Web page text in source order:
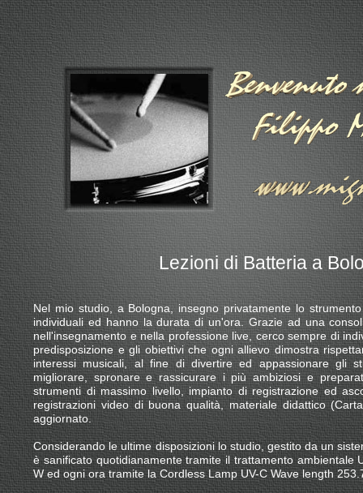
Lezioni di Batteria a
Nel mio studio, a Bologna, insegno privatamente lo
individuali ed hanno la durata di un'ora. Grazie ad una
nell'insegnamento e nella professione live, cerco sempre di
predisposizione e gli obiettivi che ogni allievo dimostra
interessi musicali, al fine di divertire ed appassionare gli
migliorare, spronare e rassicurare i più ambiziosi e
strumenti di massimo livello, impianto di registrazione ed
registrazioni video di buona qualità, materiale didattico
aggiornato.
Considerando le ultime disposizioni lo studio, gestito da un
è sanificato quotidianamente tramite il trattamento ambientale
W ed ogni ora tramite la Cordless Lamp UV-C Wave length